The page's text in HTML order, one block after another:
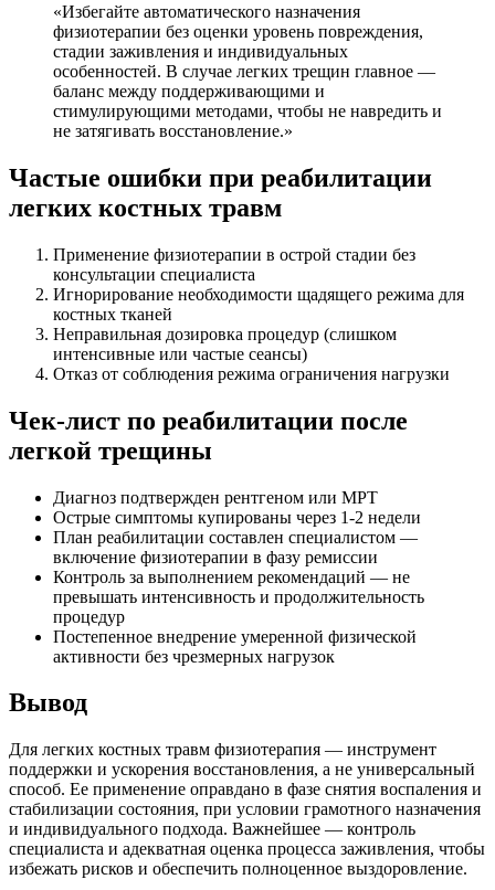
«Избегайте автоматического назначения
физиотерапии без оценки уровень повреждения,
стадии заживления и индивидуальных
особенностей. В случае легких трещин главное —
баланс между поддерживающими и
стимулирующими методами, чтобы не навредить и
не затягивать восстановление.»
Частые ошибки при реабилитации
легких костных травм
Применение физиотерапии в острой стадии без
консультации специалиста
Игнорирование необходимости щадящего режима для
костных тканей
Неправильная дозировка процедур (слишком
интенсивные или частые сеансы)
Отказ от соблюдения режима ограничения нагрузки
Чек-лист по реабилитации после
легкой трещины
Диагноз подтвержден рентгеном или МРТ
Острые симптомы купированы через 1-2 недели
План реабилитации составлен специалистом —
включение физиотерапии в фазу ремиссии
Контроль за выполнением рекомендаций — не
превышать интенсивность и продолжительность
процедур
Постепенное внедрение умеренной физической
активности без чрезмерных нагрузок
Вывод
Для легких костных травм физиотерапия — инструмент
поддержки и ускорения восстановления, а не универсальный
способ. Ее применение оправдано в фазе снятия воспаления и
стабилизации состояния, при условии грамотного назначения
и индивидуального подхода. Важнейшее — контроль
специалиста и адекватная оценка процесса заживления, чтобы
избежать рисков и обеспечить полноценное выздоровление.